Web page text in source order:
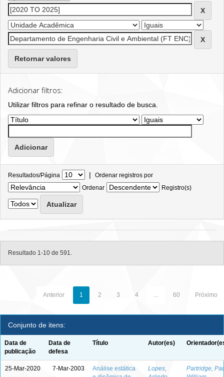
Retornar valores
Adicionar filtros:
Utilizar filtros para refinar o resultado de busca.
Resultados/Página | Ordenar registros por
Ordenar
Registro(s)
Resultado 1-10 de 591.
Anterior 1 2 3 4 ... 60 Próximo
Conjunto de itens:
Data de
publicação
Data de
defesa
Título Autor(es)
25-Mar-2020 7-Mar-2003
Análise estática
Lopes,
Partridge,